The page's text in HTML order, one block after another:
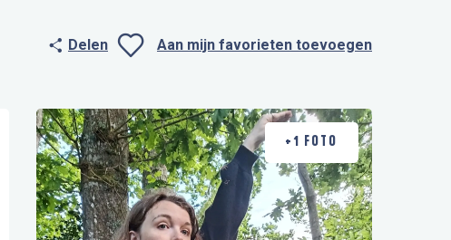
Delen Aan mijn favorieten toevoegen
+1 FOTO